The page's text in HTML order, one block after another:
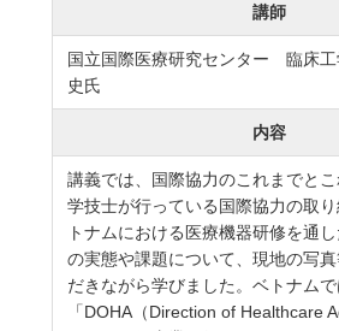
講師
国立国際医療研究センター 臨
史氏
内容
講義では、国際協力のこれまでと
学技士が行っている国際協力の取
トナムにおける医療機器研修を通
の実態や課題について、現地の写
だきながら学びました。ベトナムで
「DOHA（Direction of Healthcare